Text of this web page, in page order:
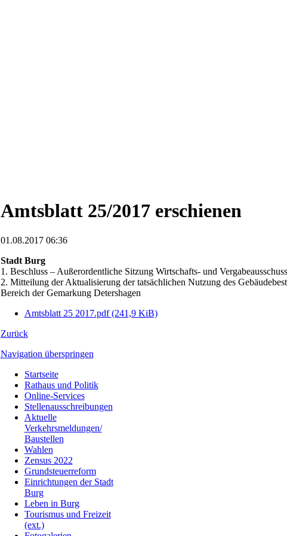
Amtsblatt 25/2017 erschienen
01.08.2017 06:36
Stadt Burg
1. Beschluss – Außerordentliche Sitzung Wirtschafts- und
2. Mitteilung der Aktualisierung der tatsächlichen Nutzung des
Bereich der Gemarkung Detershagen
Amtsblatt 25 2017.pdf(241,9 KiB)
Zurück
Navigation überspringen
Startseite
Rathaus und Politik
Online-Services
Stellenausschreibungen
Aktuelle
Verkehrsmeldungen/
Baustellen
Wahlen
Zensus 2022
Grundsteuerreform
Einrichtungen der Stadt
Burg
Leben in Burg
Tourismus und Freizeit
(ext.)